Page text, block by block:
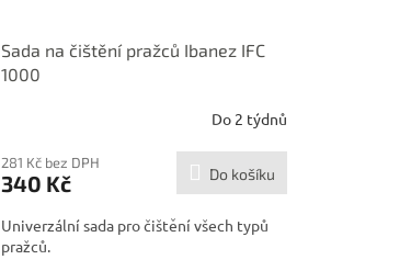
Sada na čištění pražců Ibanez IFC
1000
Do 2 týdnů
281 Kč bez DPH
340 Kč Do košíku
Univerzální sada pro čištění všech typů
pražců.